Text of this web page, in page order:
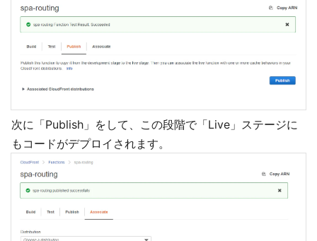
次に「Publish」をして、この段階で「Live」ステージに
もコードがデプロイされます。